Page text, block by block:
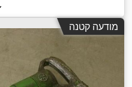
מודעה קטנה